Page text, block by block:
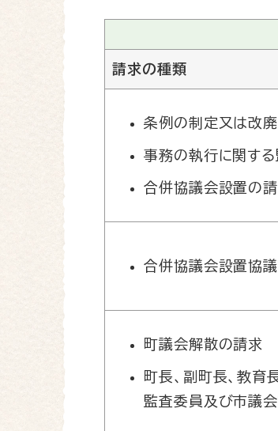
請求の種類
条例の制定又は改
事務の執行に関す
合併協議会設置の
合併協議会設置協
町議会解散の請求
町長、副町長、教育
監査委員及び市議